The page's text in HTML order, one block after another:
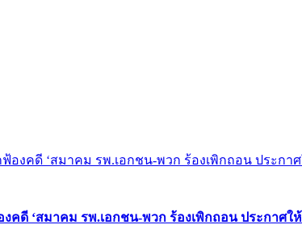
งคดี ‘สมาคม รพ.เอกชน-พวก ร้องเพิกถอน ประกาศให้